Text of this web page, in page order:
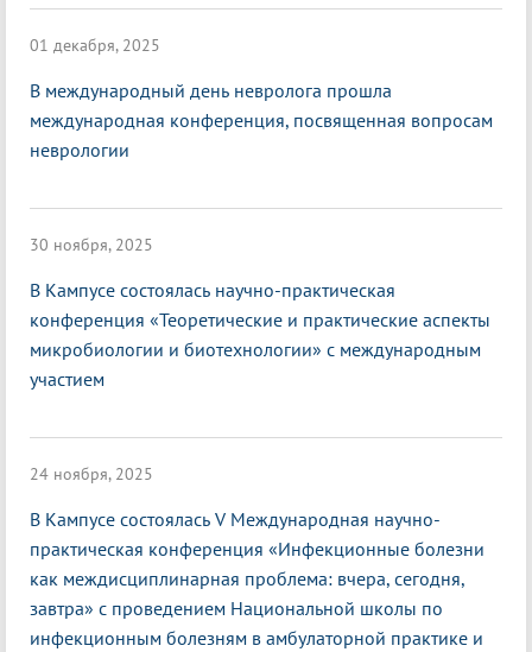
01 декабря, 2025
В международный день невролога прошла
международная конференция, посвященная вопросам
неврологии
30 ноября, 2025
В Кампусе состоялась научно-практическая
конференция «Теоретические и практические аспекты
микробиологии и биотехнологии» с международным
участием
24 ноября, 2025
В Кампусе состоялась V Международная научно-
практическая конференция «Инфекционные болезни
как междисциплинарная проблема: вчера, сегодня,
завтра» с проведением Национальной школы по
инфекционным болезням в амбулаторной практике и